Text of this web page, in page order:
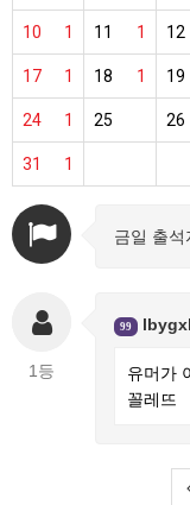
1
10 1
11 12
1
17 1
18 19
1
24 25 26
1
31
금일 출석
1등
99
유머가
꼴레뜨